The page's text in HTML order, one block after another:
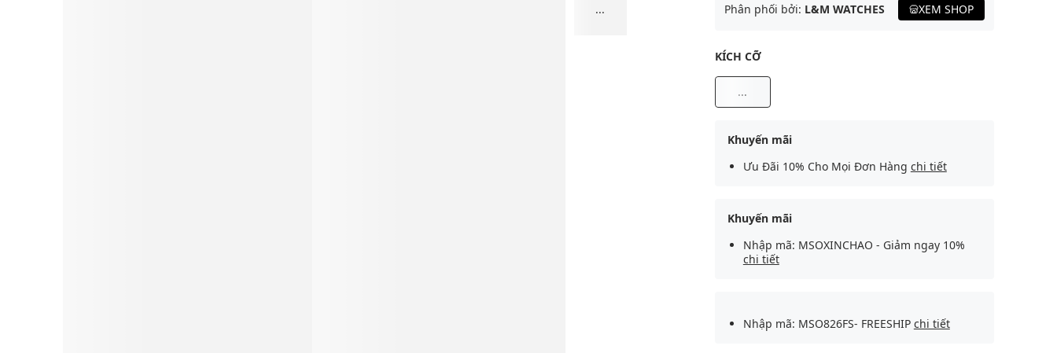
... Phân phối bởi: L&M WATCHES XEM SHOP
KÍCH CỠ
...
Khuyến mãi
Ưu Đãi 10% Cho Mọi Đơn Hàng chi tiết
Khuyến mãi
Nhập mã: MSOXINCHAO - Giảm ngay 10%
chi tiết
Nhập mã: MSO826FS- FREESHIP chi tiết